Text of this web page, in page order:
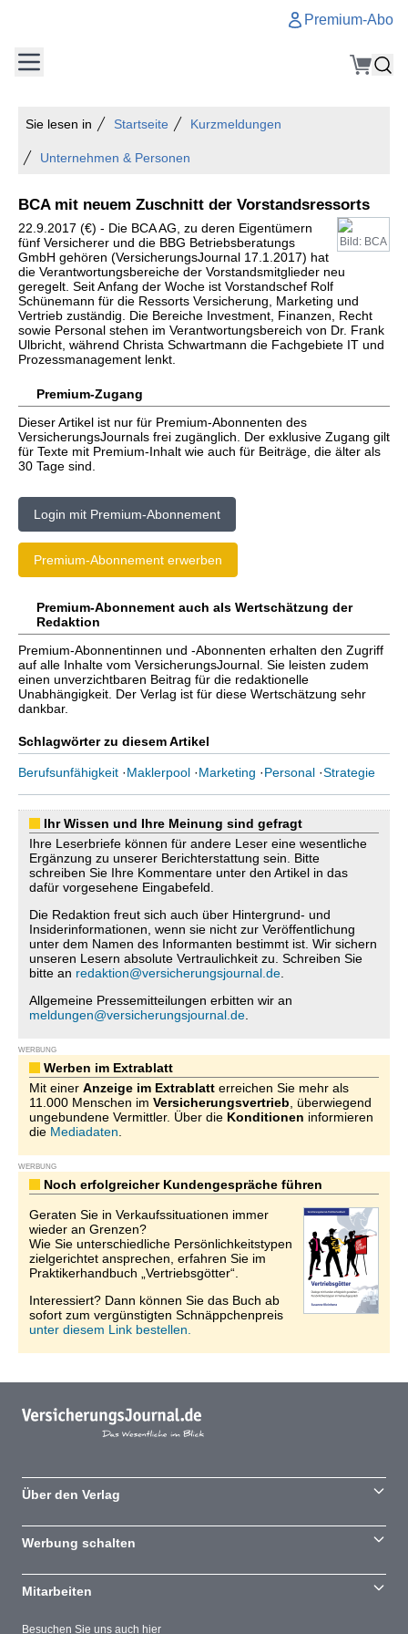
Premium-Abo
Sie lesen in Startseite Kurzmeldungen
Unternehmen & Personen
BCA mit neuem Zuschnitt der Vorstandsressorts
Bild: BCA
22.9.2017 (€) - Die BCA AG, zu deren Eigentümern
fünf Versicherer und die BBG Betriebsberatungs
GmbH gehören (VersicherungsJournal 17.1.2017) hat
die Verantwortungsbereiche der Vorstandsmitglieder neu
geregelt. Seit Anfang der Woche ist Vorstandschef Rolf
Schünemann für die Ressorts Versicherung, Marketing und
Vertrieb zuständig. Die Bereiche Investment, Finanzen, Recht
sowie Personal stehen im Verantwortungsbereich von Dr. Frank
Ulbricht, während Christa Schwartmann die Fachgebiete IT und
Prozessmanagement lenkt.
Premium-Zugang
Dieser Artikel ist nur für Premium-Abonnenten des
VersicherungsJournals frei zugänglich. Der exklusive Zugang gilt
für Texte mit Premium-Inhalt wie auch für Beiträge, die älter als
30 Tage sind.
Login mit Premium-Abonnement
Premium-Abonnement erwerben
Premium-Abonnement auch als Wertschätzung der
Redaktion
Premium-Abonnentinnen und -Abonnenten erhalten den Zugriff
auf alle Inhalte vom VersicherungsJournal. Sie leisten zudem
einen unverzichtbaren Beitrag für die redaktionelle
Unabhängigkeit. Der Verlag ist für diese Wertschätzung sehr
dankbar.
Schlagwörter zu diesem Artikel
Berufsunfähigkeit ·Maklerpool ·Marketing ·Personal ·Strategie
Ihr Wissen und Ihre Meinung sind gefragt
Ihre Leserbriefe können für andere Leser eine wesentliche
Ergänzung zu unserer Berichterstattung sein. Bitte
schreiben Sie Ihre Kommentare unter den Artikel in das
dafür vorgesehene Eingabefeld.
Die Redaktion freut sich auch über Hintergrund- und
Insiderinformationen, wenn sie nicht zur Veröffentlichung
unter dem Namen des Informanten bestimmt ist. Wir sichern
unseren Lesern absolute Vertraulichkeit zu. Schreiben Sie
bitte an redaktion@versicherungsjournal.de
Allgemeine Pressemitteilungen erbitten wir an
meldungen@versicherungsjournal.de
WERBUNG
Werben im Extrablatt
Mit einer Anzeige im Extrablatt erreichen Sie mehr als
11.000 Menschen im Versicherungsvertrieb , überwiegend
ungebundene Vermittler. Über die Konditionen informieren
die Mediadaten
WERBUNG
Noch erfolgreicher Kundengespräche führen
Geraten Sie in Verkaufssituationen immer
wieder an Grenzen?
Wie Sie unterschiedliche Persönlichkeitstypen
zielgerichtet ansprechen, erfahren Sie im
Praktikerhandbuch „Vertriebsgötter“.
Interessiert? Dann können Sie das Buch ab
sofort zum vergünstigten Schnäppchenpreis
unter diesem Link bestellen.
Besuchen Sie uns auch hier
Über den Verlag
Werbung schalten
Mitarbeiten